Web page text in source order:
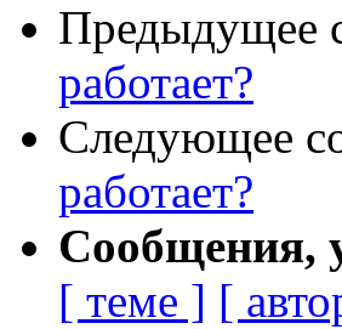
Предыдущее
работает?
Следующее
работает?
Сообщения,
[ теме ] [